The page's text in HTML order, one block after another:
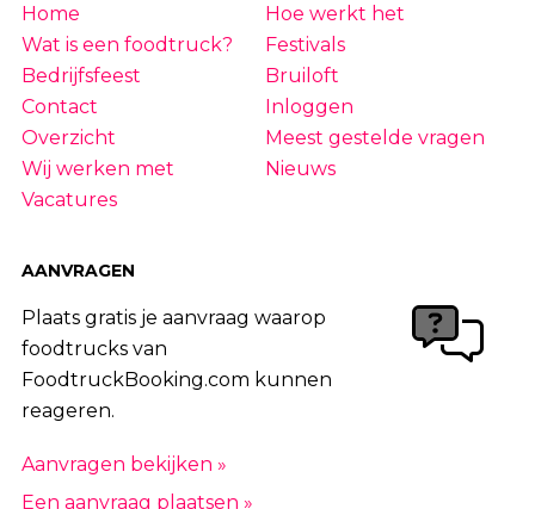
Home
Hoe werkt het
Wat is een foodtruck?
Festivals
Bedrijfsfeest
Bruiloft
Contact
Inloggen
Overzicht
Meest gestelde vragen
Wij werken met
Nieuws
Vacatures
AANVRAGEN
Plaats gratis je aanvraag waarop
foodtrucks van
FoodtruckBooking.com kunnen
reageren.
Aanvragen bekijken »
Een aanvraag plaatsen »